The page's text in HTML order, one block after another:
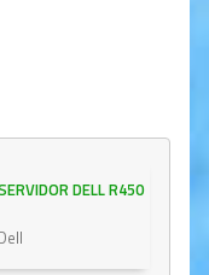
DELL R450